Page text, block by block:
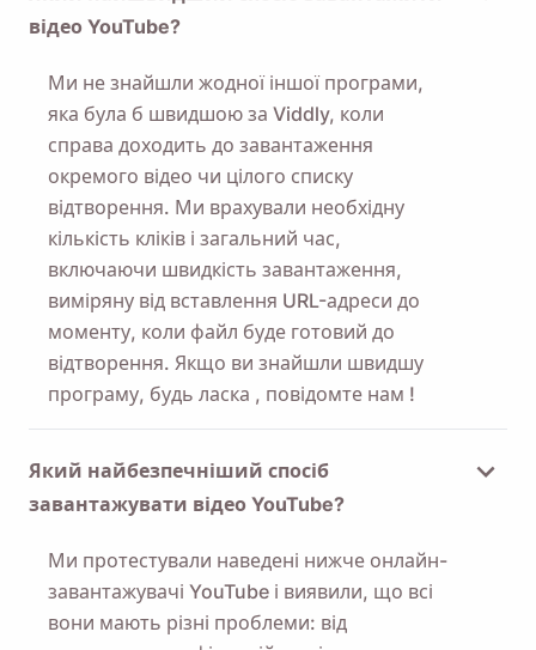
відео YouTube?
Ми не знайшли жодної іншої програми,
яка була б швидшою за Viddly, коли
справа доходить до завантаження
окремого відео чи цілого списку
відтворення. Ми врахували необхідну
кількість кліків і загальний час,
включаючи швидкість завантаження,
виміряну від вставлення URL-адреси до
моменту, коли файл буде готовий до
відтворення. Якщо ви знайшли швидшу
програму, будь ласка , повідомте нам !
Який найбезпечніший спосіб
завантажувати відео YouTube?
Ми протестували наведені нижче онлайн-
завантажувачі YouTube і виявили, що всі
вони мають різні проблеми: від